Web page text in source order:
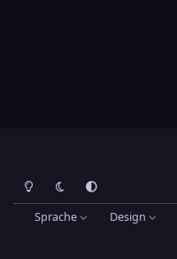
Heller ModusDunkler ModusSystemeinstellung
Sprache Design